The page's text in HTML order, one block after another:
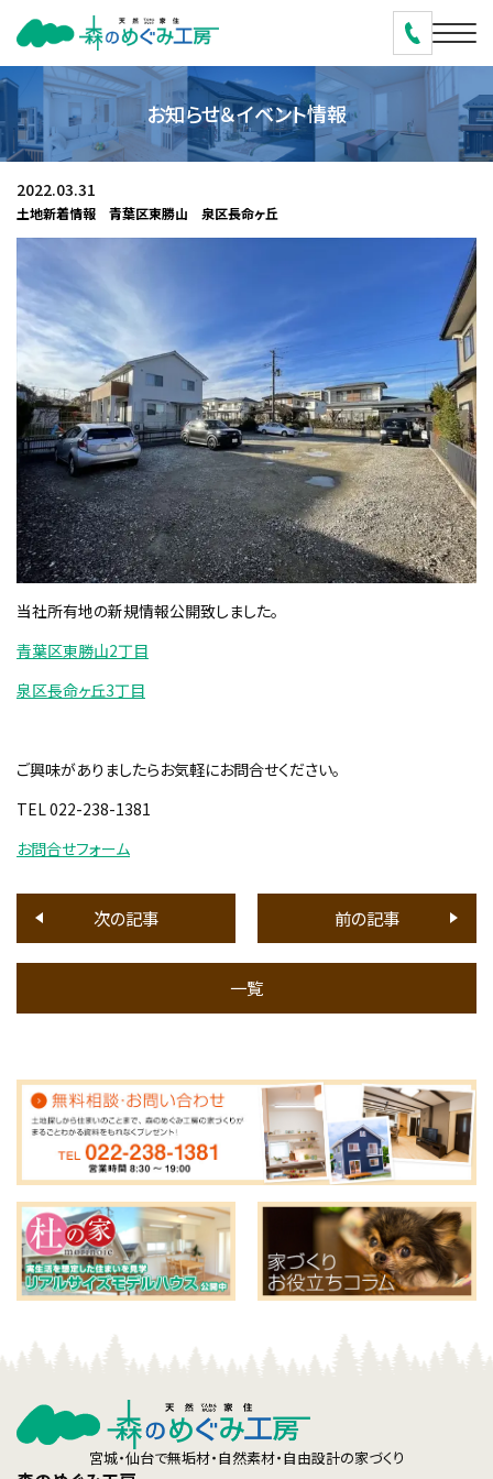
お知らせ＆イベント情報
2022.03.31
土地新着情報 青葉区東勝山 泉区長命ヶ丘
当社所有地の新規情報公開致しました。
青葉区東勝山2丁目
泉区長命ヶ丘3丁目
ご興味がありましたらお気軽にお問合せください。
TEL 022-238-1381
お問合せフォーム
次の記事
一覧
前の記事
宮城・仙台で無垢材・自然素材・自由設計の家づくり